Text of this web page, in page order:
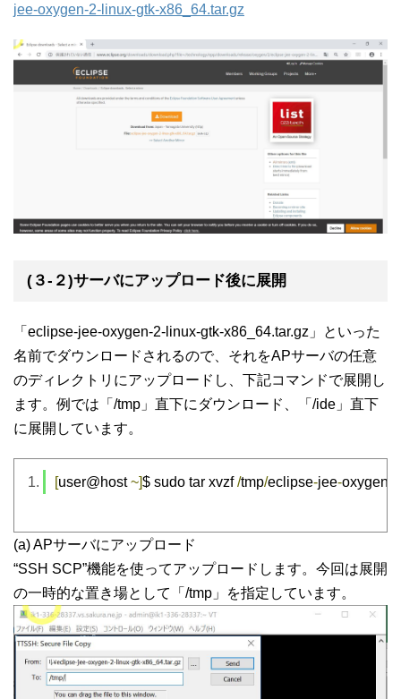
jee-oxygen-2-linux-gtk-x86_64.tar.gz
(３-２)サーバにアップロード後に展開
「eclipse-jee-oxygen-2-linux-gtk-x86_64.tar.gz」といった
名前でダウンロードされるので、それをAPサーバの任意
のディレクトリにアップロードし、下記コマンドで展開し
ます。例では「/tmp」直下にダウンロード、「/ide」直下
に展開しています。
[user@host ~]$ sudo tar xvzf /tmp/eclipse-jee-oxygen
(a) APサーバにアップロード
“SSH SCP”機能を使ってアップロードします。今回は展開
の一時的な置き場として「/tmp」を指定しています。